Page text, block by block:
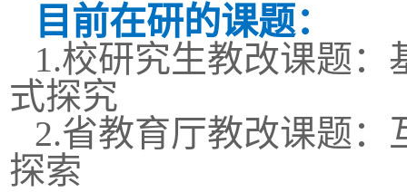
目前在研的课题：
1.校研究生教改课题：
式探究
2.省教育厅教改课题：
探索